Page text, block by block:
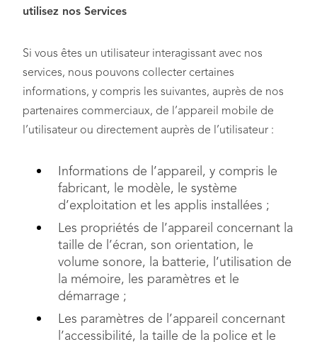
utilisez nos Services
Si vous êtes un utilisateur interagissant avec nos
services, nous pouvons collecter certaines
informations, y compris les suivantes, auprès de nos
partenaires commerciaux, de l’appareil mobile de
l’utilisateur ou directement auprès de l’utilisateur :
Informations de l’appareil, y compris le
fabricant, le modèle, le système
d’exploitation et les applis installées ;
Les propriétés de l’appareil concernant la
taille de l’écran, son orientation, le
volume sonore, la batterie, l’utilisation de
la mémoire, les paramètres et le
démarrage ;
Les paramètres de l’appareil concernant
l’accessibilité, la taille de la police et le